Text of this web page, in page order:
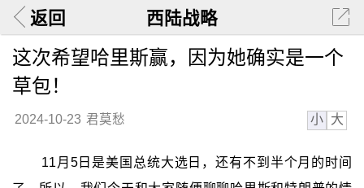
返回 西陆战略
这次希望哈里斯赢，因为她确实是一个
草包！
2024-10-23 君莫愁 小 大
11月5日是美国总统大选日，还有不到半个月的时间